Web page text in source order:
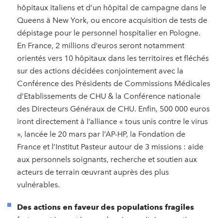
hôpitaux italiens et d’un hôpital de campagne dans le
Queens à New York, ou encore acquisition de tests de
dépistage pour le personnel hospitalier en Pologne.
En France, 2 millions d’euros seront notamment
orientés vers 10 hôpitaux dans les territoires et fléchés
sur des actions décidées conjointement avec la
Conférence des Présidents de Commissions Médicales
d’Etablissements de CHU & la Conférence nationale
des Directeurs Généraux de CHU. Enfin, 500 000 euros
iront directement à l’alliance « tous unis contre le virus
», lancée le 20 mars par l’AP-HP, la Fondation de
France et l’Institut Pasteur autour de 3 missions : aide
aux personnels soignants, recherche et soutien aux
acteurs de terrain œuvrant auprès des plus
vulnérables.
Des actions en faveur des populations fragiles